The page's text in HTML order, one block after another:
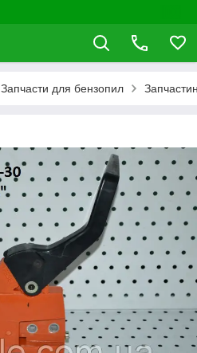
Запчасти для бензопил